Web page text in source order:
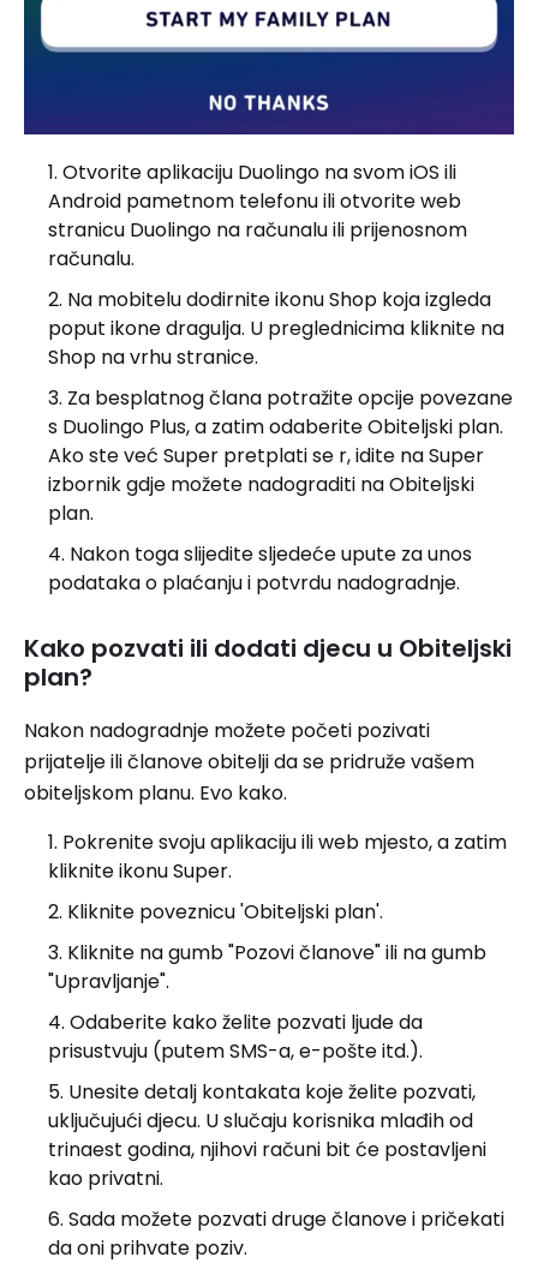
Otvorite aplikaciju Duolingo na svom iOS ili
Android pametnom telefonu ili otvorite web
stranicu Duolingo na računalu ili prijenosnom
računalu.
Na mobitelu dodirnite ikonu Shop koja izgleda
poput ikone dragulja. U preglednicima kliknite na
Shop na vrhu stranice.
Za besplatnog člana potražite opcije povezane
s Duolingo Plus, a zatim odaberite Obiteljski plan.
Ako ste već Super pretplati se r, idite na Super
izbornik gdje možete nadograditi na Obiteljski
plan.
Nakon toga slijedite sljedeće upute za unos
podataka o plaćanju i potvrdu nadogradnje.
Kako pozvati ili dodati djecu u Obiteljski
plan?
Nakon nadogradnje možete početi pozivati ​​
prijatelje ili članove obitelji da se pridruže vašem
obiteljskom planu. Evo kako.
Pokrenite svoju aplikaciju ili web mjesto, a zatim
kliknite ikonu Super.
Kliknite poveznicu 'Obiteljski plan'.
Kliknite na gumb "Pozovi članove" ili na gumb
"Upravljanje".
Odaberite kako želite pozvati ljude da
prisustvuju (putem SMS-a, e-pošte itd.).
Unesite detalj kontakata koje želite pozvati,
uključujući djecu. U slučaju korisnika mlađih od
trinaest godina, njihovi računi bit će postavljeni
kao privatni.
Sada možete pozvati druge članove i pričekati
da oni prihvate poziv.